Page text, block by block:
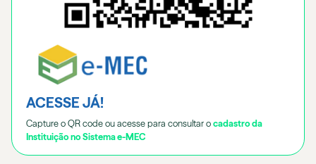
ACESSE JÁ!
Capture o QR code ou acesse para consultar o cadastro da
Instituição no Sistema e-MEC